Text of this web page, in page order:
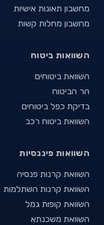
מחשבון תאונות אישיות
מחשבון מחלות קשות
השוואות ביטוח
השוואת ביטוחים
הר הביטוח
בדיקת כפל ביטוחים
השוואת ביטוח רכב
השוואות פיננסיות
השוואת קרנות פנסיה
השוואת קרנות השתלמות
השוואת קופות גמל
השוואת משכנתא